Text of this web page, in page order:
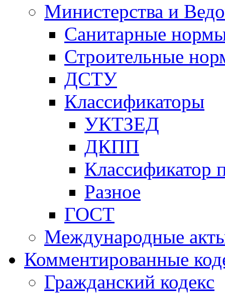
Министерства и
Санитарные
Строительные
ДСТУ
Классификаторы
УКТЗЕД
ДКПП
Классификатор
Разное
ГОСТ
Международные
Комментированные
Гражданский кодекс